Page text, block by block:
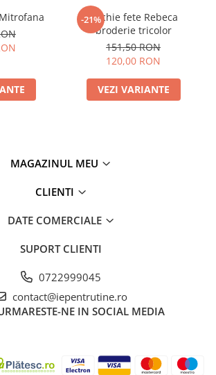
-21%
Rochie fete Rebeca
broderie tricolor
151,50 RON
120,00 RON
VEZI VARIANTE
MAGAZINUL MEU
CLIENTI
DATE COMERCIALE
SUPORT CLIENTI
0722999045
contact@iepentrutine.ro
NE IN SOCIAL MEDIA